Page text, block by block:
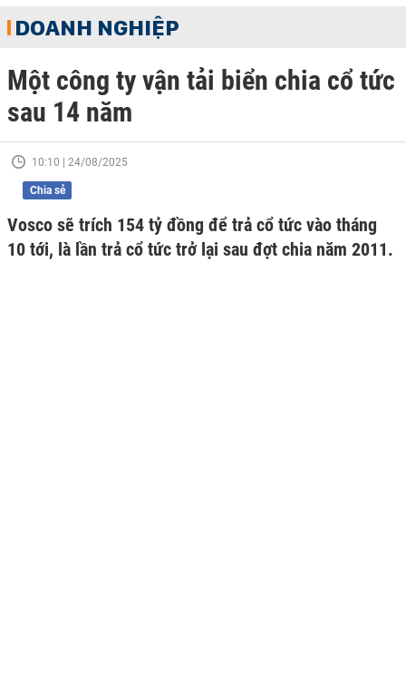
DOANH NGHIỆP
Một công ty vận tải biển chia cổ tức
sau 14 năm
10:10 | 24/08/2025
Chia sẻ
Vosco sẽ trích 154 tỷ đồng để trả cổ tức vào tháng
10 tới, là lần trả cổ tức trở lại sau đợt chia năm 2011.